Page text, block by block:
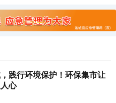
践行环境保护！环保集市让
心